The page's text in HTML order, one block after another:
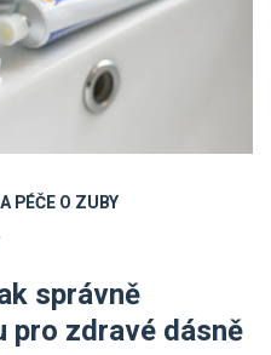
PÉČE O ZUBY
správně
zdravé dásně